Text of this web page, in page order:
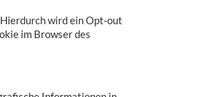
wird ein Opt-out
im Browser des